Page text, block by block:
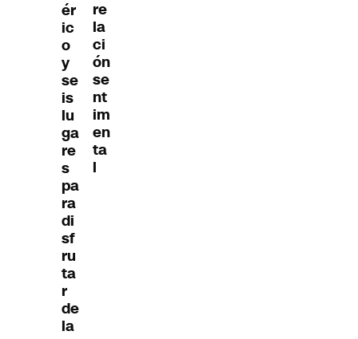
ér
ic
o
y
se
is
lu
ga
re
s
pa
ra
di
sf
ru
ta
r
de
la
re
la
ci
ón
se
nt
im
en
ta
l